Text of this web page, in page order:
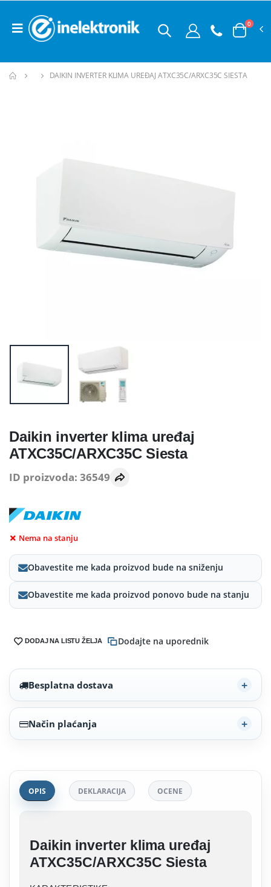
0
DAIKIN INVERTER KLIMA UREĐAJ ATXC35C/ARXC35C SIESTA
Daikin inverter klima uređaj
ATXC35C/ARXC35C Siesta
ID proizvoda: 36549
Nema na stanju
Obavestite me kada proizvod bude na sniženju
Obavestite me kada proizvod ponovo bude na stanju
DODAJ NA LISTU ŽELJA Dodajte na uporednik
Besplatna dostava
Način plaćanja
OPIS DEKLARACIJA OCENE
Daikin inverter klima uređaj
ATXC35C/ARXC35C Siesta